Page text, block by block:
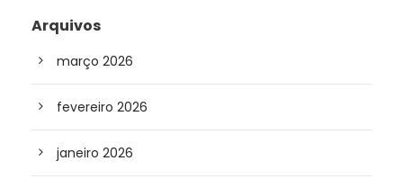
Arquivos
março 2026
fevereiro 2026
janeiro 2026